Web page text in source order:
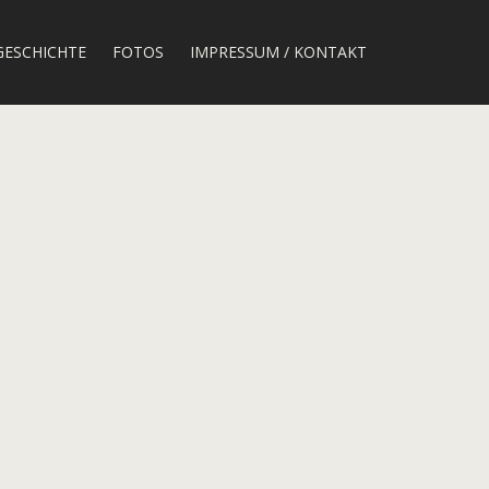
FOTOS IMPRESSUM / KONTAKT